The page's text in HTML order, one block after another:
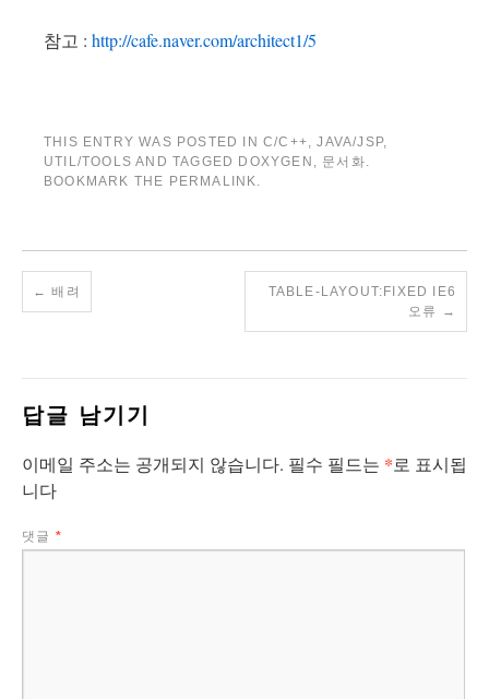
참고 : http://cafe.naver.com/architect1/5
THIS ENTRY WAS POSTED IN C/C++,JAVA/JSP,
UTIL/TOOLS AND TAGGED DOXYGEN , 문서화.
BOOKMARK THE PERMALINK.
← 배려
TABLE-LAYOUT:FIXED IE6
오류
→
답글 남기기
이메일 주소는 공개되지 않습니다. 필수 필드는 *로 표시됩
니다
댓글 *